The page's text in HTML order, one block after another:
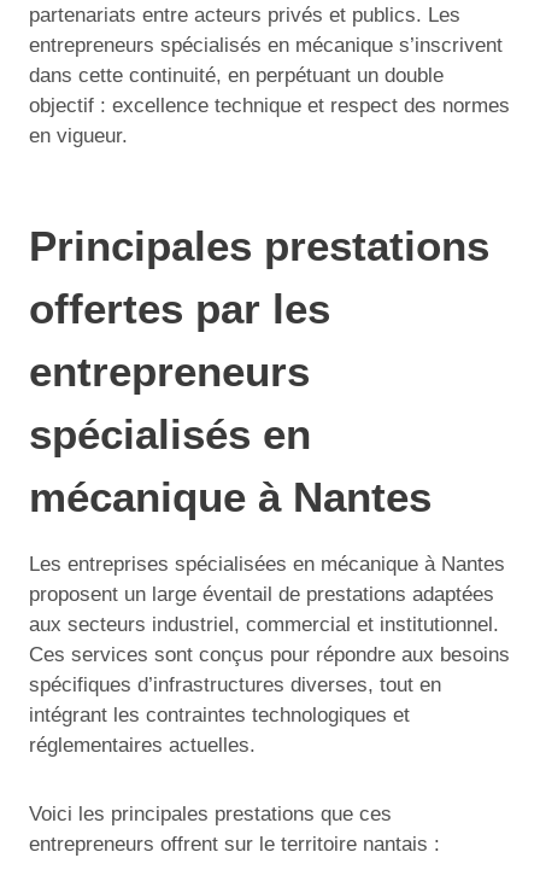
partenariats entre acteurs privés et publics. Les
entrepreneurs spécialisés en mécanique s’inscrivent
dans cette continuité, en perpétuant un double
objectif : excellence technique et respect des normes
en vigueur.
Principales prestations
offertes par les
entrepreneurs
spécialisés en
mécanique à Nantes
Les entreprises spécialisées en mécanique à Nantes
proposent un large éventail de prestations adaptées
aux secteurs industriel, commercial et institutionnel.
Ces services sont conçus pour répondre aux besoins
spécifiques d’infrastructures diverses, tout en
intégrant les contraintes technologiques et
réglementaires actuelles.
Voici les principales prestations que ces
entrepreneurs offrent sur le territoire nantais :